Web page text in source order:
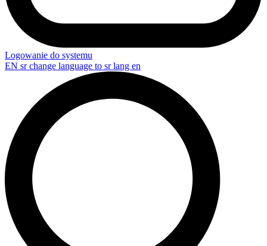
Logowanie do systemu
EN sr change language to sr lang en